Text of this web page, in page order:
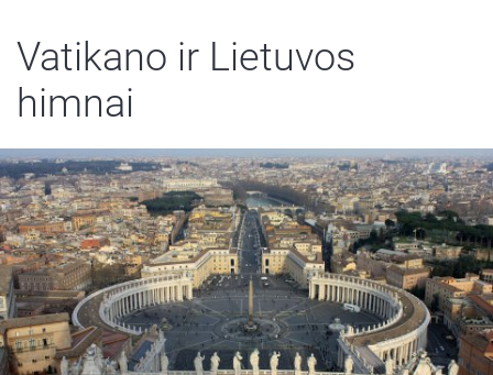
Vatikano ir Lietuvos
himnai